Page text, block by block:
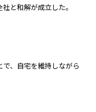
と和解が成立した。
、自宅を維持しながら